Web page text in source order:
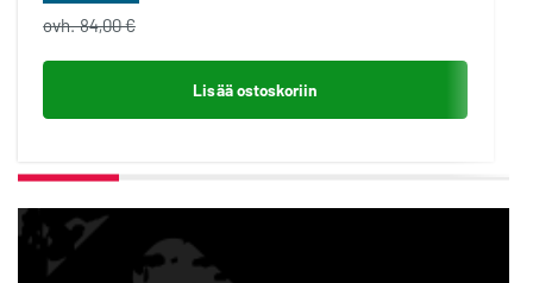
ovh. 84,00 €
Lisää ostoskoriin